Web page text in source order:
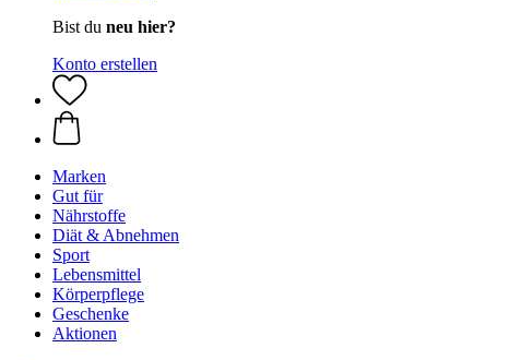
Bist du neu hier?
Konto erstellen
Marken
Gut für
Nährstoffe
Diät & Abnehmen
Sport
Lebensmittel
Körperpflege
Geschenke
Aktionen